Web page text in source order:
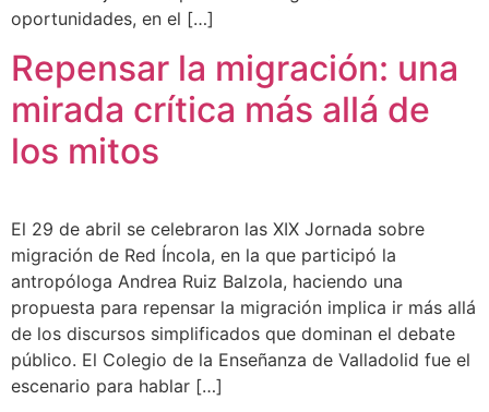
oportunidades, en el […]
Repensar la migración: una
mirada crítica más allá de
los mitos
El 29 de abril se celebraron las XIX Jornada sobre
migración de Red Íncola, en la que participó la
antropóloga Andrea Ruiz Balzola, haciendo una
propuesta para repensar la migración implica ir más allá
de los discursos simplificados que dominan el debate
público. El Colegio de la Enseñanza de Valladolid fue el
escenario para hablar […]